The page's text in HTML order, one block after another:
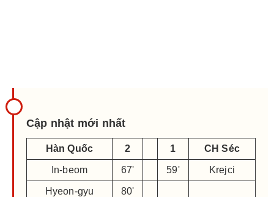
Cập nhật mới nhất
Hàn Quốc 2 1 CH Séc
In-beom 67' 59' Krejci
Hyeon-gyu 80'